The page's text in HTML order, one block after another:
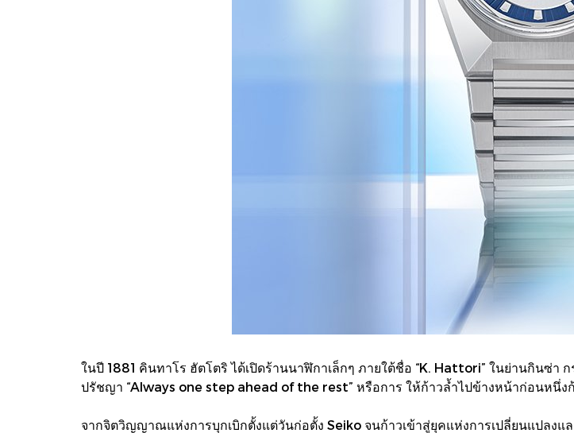
ในปี 1881 คินทาโร ฮัตโตริ ได้เปิดร้านนาฬิกาเล็กๆ ภายใต้ชื่อ “K. Hattori” ในย่านกินซ่า
ปรัชญา “Always one step ahead of the rest” หรือการ ให้ก้าวล้ำไปข้างหน้าก่อนหนึ่ง
จากจิตวิญญาณแห่งการบุกเบิกตั้งแต่วันก่อตั้ง Seiko จนก้าวเข้าสู่ยุคแห่งการเปลี่ยนแปลง